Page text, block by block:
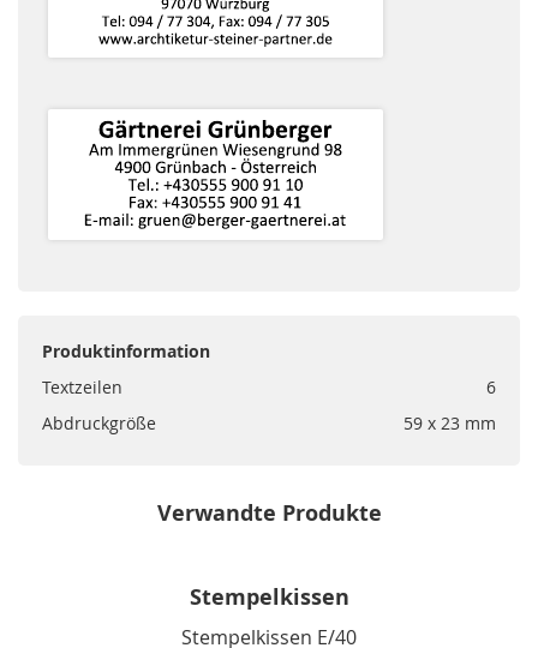
Produktinformation
Textzeilen
6
Abdruckgröße
59 x 23 mm
Verwandte Produkte
Stempelkissen
Stempelkissen E/40